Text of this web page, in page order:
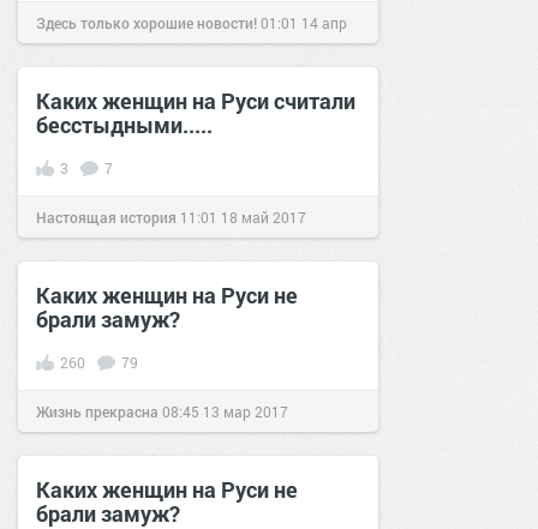
Здесь только хорошие новости!01:01 14 апр
2021
Каких женщин на Руси считали
бесстыдными.....
3 7
Настоящая история 11:01 18 май 2017
Каких женщин на Руси не
брали замуж?
260 79
Жизнь прекрасна 08:45 13 мар 2017
Каких женщин на Руси не
брали замуж?